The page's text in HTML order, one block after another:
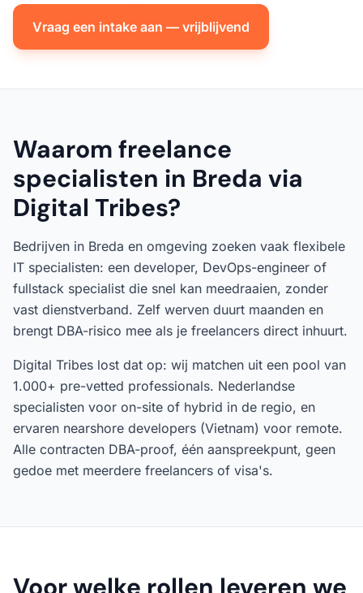
Vraag een intake aan — vrijblijvend
Waarom freelance
specialisten in Breda via
Digital Tribes?
Bedrijven in Breda en omgeving zoeken vaak flexibele
IT specialisten: een developer, DevOps-engineer of
fullstack specialist die snel kan meedraaien, zonder
vast dienstverband. Zelf werven duurt maanden en
brengt DBA-risico mee als je freelancers direct inhuurt.
Digital Tribes lost dat op: wij matchen uit een pool van
1.000+ pre-vetted professionals. Nederlandse
specialisten voor on-site of hybrid in de regio, en
ervaren nearshore developers (Vietnam) voor remote.
Alle contracten DBA-proof, één aanspreekpunt, geen
gedoe met meerdere freelancers of visa's.